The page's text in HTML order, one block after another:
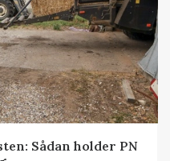
Sådan holder PN